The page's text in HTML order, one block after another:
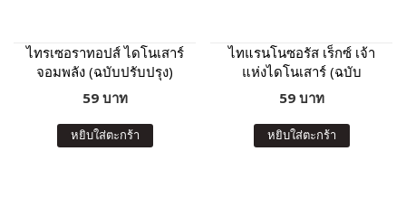
ไทรเซอราทอปส์ ไดโนเสาร์
จอมพลัง (ฉบับปรับปรุง)
59 บาท
หยิบใส่ตะกร้า
ไทแรนโนซอรัส เร็กซ์ เจ้า
แห่งไดโนเสาร์ (ฉบับ
ปรับปรุง)
59 บาท
หยิบใส่ตะกร้า